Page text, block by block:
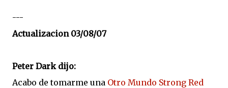
---
Actualizacion 03/08/07
Peter Dark dijo:
Acabo de tomarme una Otro Mundo Strong Red